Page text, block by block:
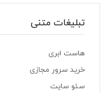
تبلیغات متنی
هاست ابری
خرید سرور مجازی
سئو سایت